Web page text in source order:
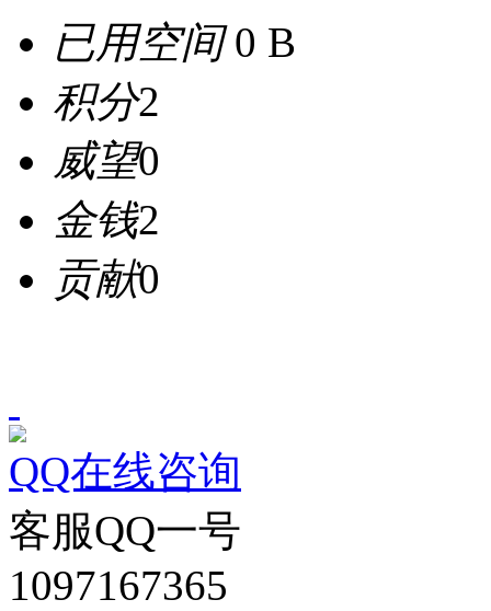
已用空间0 B
积分2
威望0
金钱2
贡献0
QQ在线咨询
客服QQ一号
1097167365